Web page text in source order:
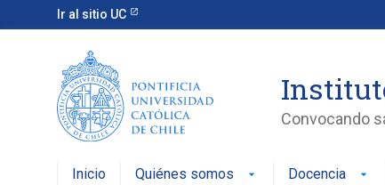
Ir al sitio UC
Convocando
Inicio Quiénes somos arrow_drop_down Docencia arrow_drop_down